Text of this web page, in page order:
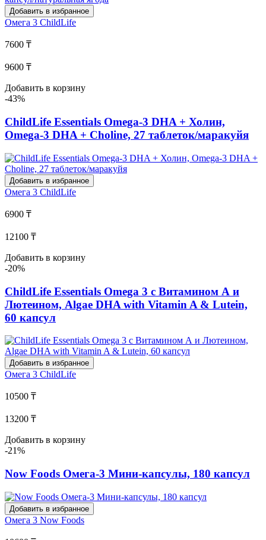
Добавить в избранное
Омега 3 ChildLife
7600 ₸
9600 ₸
Добавить в корзину
-43%
ChildLife Essentials Omega-3 DHA + Холин,
Omega-3 DHA + Choline, 27 таблеток/маракуйя
Добавить в избранное
Омега 3 ChildLife
6900 ₸
12100 ₸
Добавить в корзину
-20%
ChildLife Essentials Omega 3 с Витамином А и
Лютеином, Algae DHA with Vitamin A & Lutein,
60 капсул
Добавить в избранное
Омега 3 ChildLife
10500 ₸
13200 ₸
Добавить в корзину
-21%
Now Foods Омега-3 Мини-капсулы, 180 капсул
Добавить в избранное
Омега 3 Now Foods